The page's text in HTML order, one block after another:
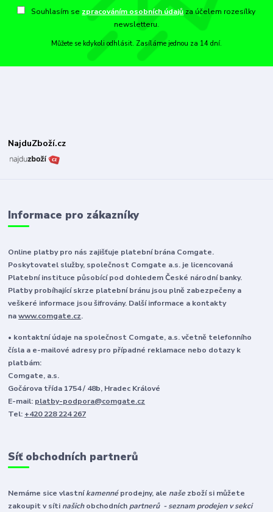
Souhlasím se zpracováním osobních údajů za účelem rozesílky
newsletteru.
Můžete se kdykoli odhlásit. Zasíláme jednou za 14 dní.
NajduZboží.cz
Informace pro zákazníky
Online platby pro nás zajišťuje platební brána Comgate.
Poskytovatel služby, společnost Comgate a.s. je licencovaná
Platební instituce působící pod dohledem České národní banky.
Platby probíhající skrze platební bránu jsou plně zabezpečeny a
veškeré informace jsou šifrovány. Další informace a kontakty
nawww.comgate.cz.
• kontaktní údaje na společnost Comgate, a.s. včetně telefonního
čísla a e-mailové adresy pro případné reklamace nebo dotazy k
platbám:
Comgate, a.s.
Gočárova třída 1754 / 48b, Hradec Králové
E-mail: platby-podpora@comgate.cz
Tel: +420 228 224 267
Síť obchodních partnerů
Nemáme sice vlastníkamennéprodejny, ale naše zboží si můžete
zakoupit v síti našichobchodních partnerů - seznam prodejen v sekci